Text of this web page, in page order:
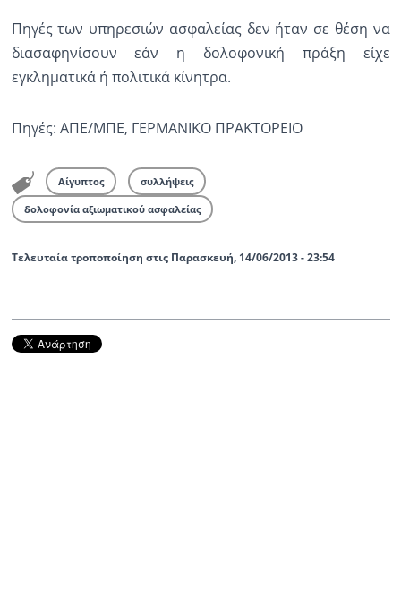
Πηγές των υπηρεσιών ασφαλείας δεν ήταν σε θέση να
διασαφηνίσουν εάν η δολοφονική πράξη είχε
εγκληματικά ή πολιτικά κίνητρα.
Πηγές: ΑΠΕ/ΜΠΕ, ΓΕΡΜΑΝΙΚΟ ΠΡΑΚΤΟΡΕΙΟ
Αίγυπτος συλλήψεις
δολοφονία αξιωματικού ασφαλείας
Τελευταία τροποποίηση στις Παρασκευή, 14/06/2013 - 23:54